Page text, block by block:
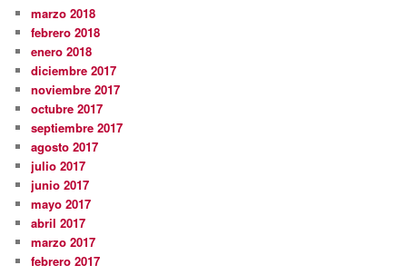
marzo 2018
febrero 2018
enero 2018
diciembre 2017
noviembre 2017
octubre 2017
septiembre 2017
agosto 2017
julio 2017
junio 2017
mayo 2017
abril 2017
marzo 2017
febrero 2017